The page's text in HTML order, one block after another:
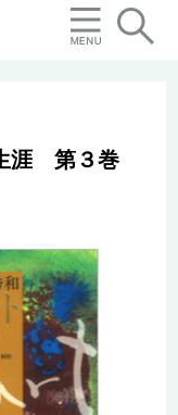
涯 第３巻